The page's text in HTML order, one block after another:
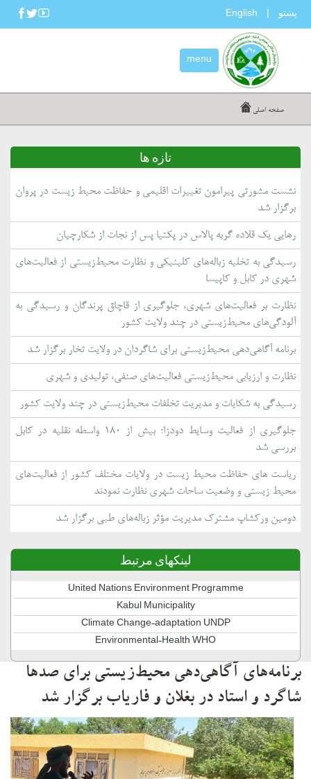
English پښتو
menu
صفحه اصلی
تازه ها
نشست مشورتی پیرامون تغییرات اقلیمی و حفاظت محیط زیست در پروان
برگزار شد
رهایی یک قلاده گربه پالاس در پکتیا پس از نجات از شکارچیان
رسیدگی به تخلیه زباله‌های کلینیکی و نظارت محیط‌زیستی از فعالیت‌های
شهری در کابل و کاپیسا
نظارت بر فعالیت‌های شهری، جلوگیری از قاچاق پرندگان و رسیدگی به
آلودگی‌های محیط‌زیستی در چند ولایت کشور
برنامه آگاهی‌دهی محیط‌زیستی برای شاگردان در ولایت تخار برگزار شد
نظارت و ارزیابی محیط‌زیستی فعالیت‌های صنفی، تولیدی و شهری
رسیدگی به شکایات و مدیریت تخلفات محیط‌زیستی در چند ولایت کشور
جلوگیری از فعالیت وسایط دودزا؛ بیش از ۱۸۰ واسطه نقلیه در کابل
بررسی شد
ریاست های حفاظت محیط زیست در ولایات مختلف کشور از فعالیت‌های
محیط زیستی و وضعیت ساحات شهری نظارت نمودند
دومین ورکشاپ مشترک مدیریت مؤثر زباله‌های طبی برگزار شد
لینکهای مرتبط
United Nations Environment Programme
Kabul Municipality
Climate Change-adaptation UNDP
Environmental-Health WHO
برنامه‌های آگاهی‌دهی محیط‌زیستی برای صدها
شاگرد و استاد در بغلان و فاریاب برگزار شد